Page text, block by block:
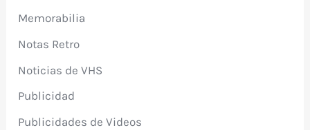
Memorabilia
Notas Retro
Noticias de VHS
Publicidad
Publicidades de Videos